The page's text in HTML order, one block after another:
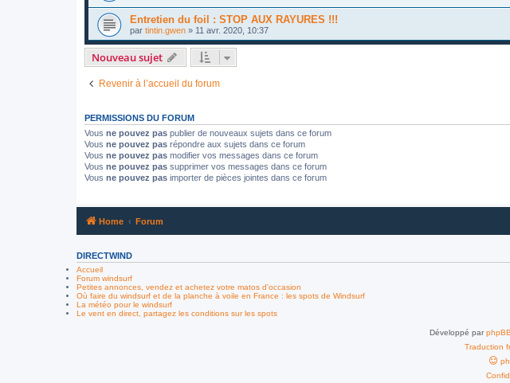
Entretien du foil : STOP AUX RAYURES !!!
par tintin.gwen » 11 avr. 2020, 10:37
Nouveau sujet
Revenir à l’accueil du forum
PERMISSIONS DU FORUM
Vous ne pouvez pas publier de nouveaux sujets dans ce forum
Vous ne pouvez pas répondre aux sujets dans ce forum
Vous ne pouvez pas modifier vos messages dans ce forum
Vous ne pouvez pas supprimer vos messages dans ce forum
Vous ne pouvez pas importer de pièces jointes dans ce forum
Home Forum
DIRECTWIND
Accueil
Forum windsurf
Petites annonces, vendez et achetez votre matos d'occasion
Où faire du windsurf et de la planche à voile en France : les spots de Windsurf
La météo pour le windsurf
Le vent en direct, partagez les conditions sur les spots
Développé parphpBB
Traduction